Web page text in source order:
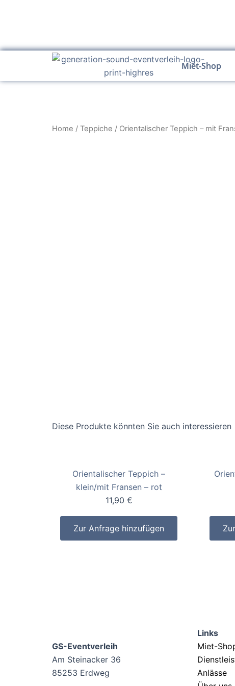
Miet-Shop
Home / Teppiche / Orientalischer Teppich – mit
Diese Produkte könnten Sie auch interessieren
Orientalischer Teppich –
klein/mit Fransen – rot
11,90 €
Zur Anfrage hinzufügen
GS-Eventverleih
Am Steinacker 36
85253 Erdweg
Links
Miet-
Anlässe